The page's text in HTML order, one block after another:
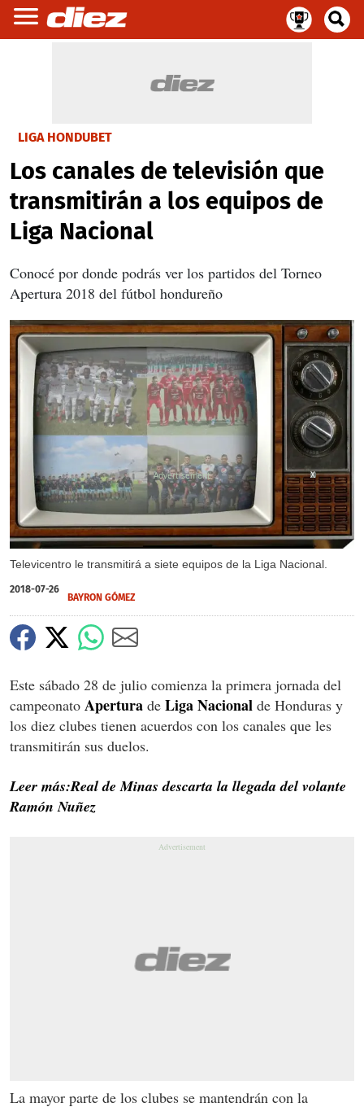
LIGA HONDUBET
Los canales de televisión que
transmitirán a los equipos de
Liga Nacional
Conocé por donde podrás ver los partidos del Torneo
Apertura 2018 del fútbol hondureño
Televicentro le transmitirá a siete equipos de la Liga Nacional.
X
2018-07-26
BAYRON GÓMEZ
Este sábado 28 de julio comienza la primera jornada del
campeonato Apertura de Liga Nacional de Honduras y
los diez clubes tienen acuerdos con los canales que les
transmitirán sus duelos.
Leer más:Real de Minas descarta la llegada del volante
Ramón Nuñez
La mayor parte de los clubes se mantendrán con la